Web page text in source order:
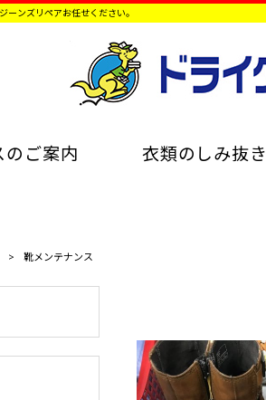
ーンズリペアお任せください。
のご案内 衣類のしみ抜き
> 靴メンテナンス